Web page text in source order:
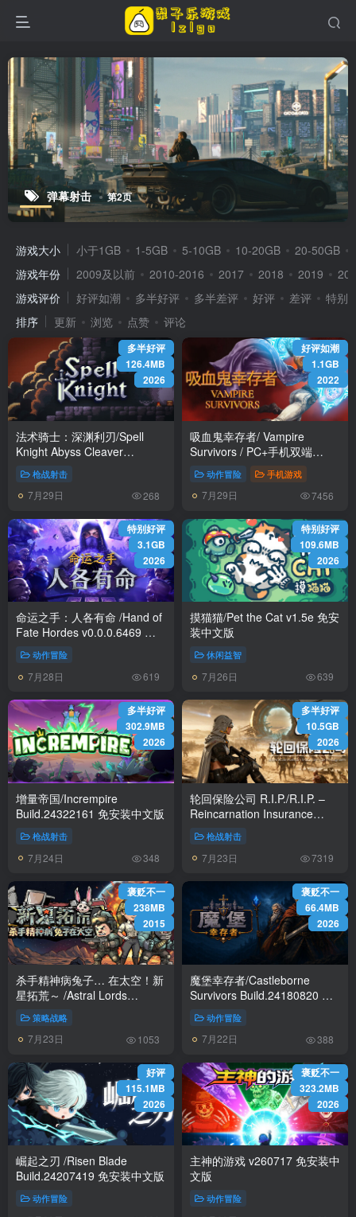
弹幕射击 第2页
游戏大小 小于1GB 1-5GB 5-10GB 10-20GB 20-50GB
游戏年份
2009及以前 2010-2016 2017 2018 2019
游戏评价
好评如潮 多半好评 多半差评 好评 差评
特别
排序
更新 浏览 点赞 评论
多半好评
126.4MB
2026
法术骑士：深渊利刃/Spell
Knight Abyss Cleaver
枪战射击
7月29日 268
好评如潮
1.1GB
2022
吸血鬼幸存者/ Vampire
Survivors / PC+手机双端
版 动作冒险 手机游戏
7月29日 7456
特别好评
3.1GB
2026
命运之手：人各有命 /Hand of
Fate Hordes v0.0.0.6469 免
安装中文版
动作冒险
7月28日 619
特别好评
109.6MB
2026
摸猫猫/Pet the Cat v1.5e 免安
装中文版
休闲益智
7月26日 639
多半好评
302.9MB
2026
增量帝国/Incrempire
Build.24322161 免安装中文版
枪战射击
7月24日 348
多半好评
10.5GB
2026
轮回保险公司 R.I.P./R.I.P. –
Reincarnation Insurance
Program v0.8.9.3 免安装中文
版 枪战射击
7月23日 7319
褒贬不一
238MB
2015
杀手精神病兔子… 在太空！新
星拓荒～ /Astral Lords
策略战略
7月23日 1053
褒贬不一
66.4MB
2026
魔堡幸存者/Castleborne
Survivors Build.24180820 免
动作冒险
7月22日 388
好评
115.1MB
2026
崛起之刃 /Risen Blade
Build.24207419 免安装中文版
动作冒险
褒贬不一
323.2MB
2026
主神的游戏 v260717 免安装中
文版
动作冒险